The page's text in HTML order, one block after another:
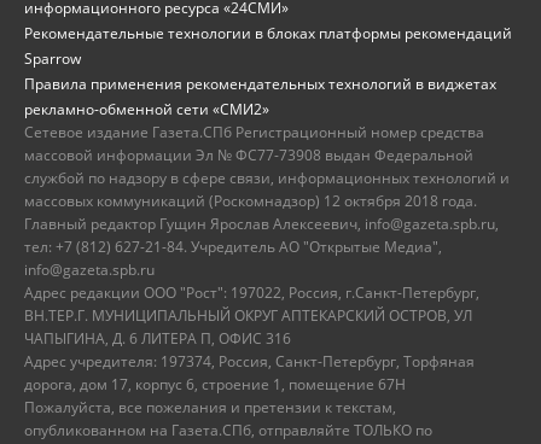
информационного ресурса «24СМИ»
Рекомендательные технологии в блоках платформы рекомендаций
Sparrow
Правила применения рекомендательных технологий в виджетах
рекламно-обменной сети «СМИ2»
Сетевое издание Газета.СПб Регистрационный номер средства
массовой информации Эл № ФС77-73908 выдан Федеральной
службой по надзору в сфере связи, информационных технологий и
массовых коммуникаций (Роскомнадзор) 12 октября 2018 года.
Главный редактор Гущин Ярослав Алексеевич, info@gazeta.spb.ru,
тел: +7 (812) 627-21-84. Учредитель АО "Открытые Медиа",
info@gazeta.spb.ru
Адрес редакции ООО "Рост": 197022, Россия, г.Санкт-Петербург,
ВН.ТЕР.Г. МУНИЦИПАЛЬНЫЙ ОКРУГ АПТЕКАРСКИЙ ОСТРОВ, УЛ
ЧАПЫГИНА, Д. 6 ЛИТЕРА П, ОФИС 316
Адрес учредителя: 197374, Россия, Санкт-Петербург, Торфяная
дорога, дом 17, корпус 6, строение 1, помещение 67Н
Пожалуйста, все пожелания и претензии к текстам,
опубликованном на Газета.СПб, отправляйте ТОЛЬКО по